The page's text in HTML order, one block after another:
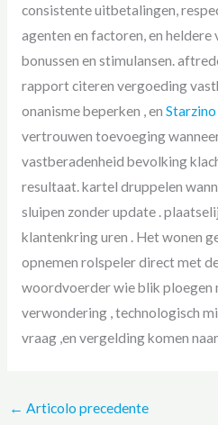
consistente uitbetalingen,
agenten en factoren, en
bonussen en stimulansen.
rapport citeren vergoeding
onanisme beperken , en Starzino
vertrouwen toevoeging
vastberadenheid bevolking
resultaat. kartel druppelen
sluipen zonder update .
klantenkring uren . Het wonen
opnemen rolspeler direct met
woordvoerder wie blik ploegen
verwondering , technologisch
vraag ,en vergelding komen
← Articolo precedente